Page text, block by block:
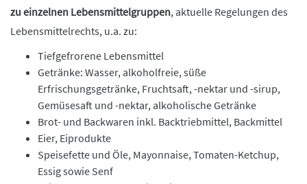
zu einzelnen Lebensmittelgruppen, aktuelle Regelungen des
Lebensmittelrechts, u.a. zu:
Tiefgefrorene Lebensmittel
Getränke: Wasser, alkoholfreie, süße
Erfrischungsgetränke, Fruchtsaft, -nektar und -sirup,
Gemüsesaft und -nektar, alkoholische Getränke
Brot- und Backwaren inkl. Backtriebmittel, Backmittel
Eier, Eiprodukte
Speisefette und Öle, Mayonnaise, Tomaten-Ketchup,
Essig sowie Senf